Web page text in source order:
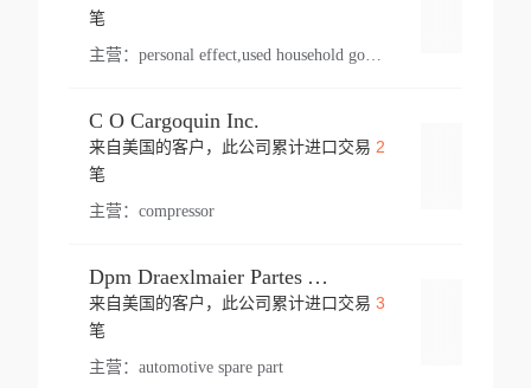
笔
主营： personal effect,used household goods
C O Cargoquin Inc.
来自美国的客户，此公司累计进口交易 2
笔
主营： compressor
Dpm Draexlmaier Partes Automotrices Corr Ind Huejotzingo
来自美国的客户，此公司累计进口交易 3
笔
主营： automotive spare part